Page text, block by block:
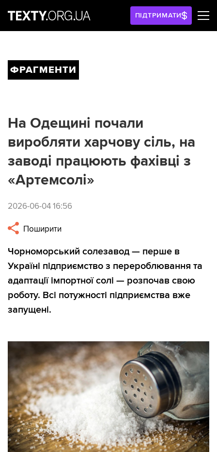
ПІДТРИМАТИ
ФРАГМЕНТИ
На Одещині почали
виробляти харчову сіль, на
заводі працюють фахівці з
«Артемсолі»
2026-06-04 16:56
Поширити
Чорноморський солезавод — перше в
Україні підприємство з перероблювання та
адаптації імпортної солі — розпочав свою
роботу. Всі потужності підприємства вже
запущені.